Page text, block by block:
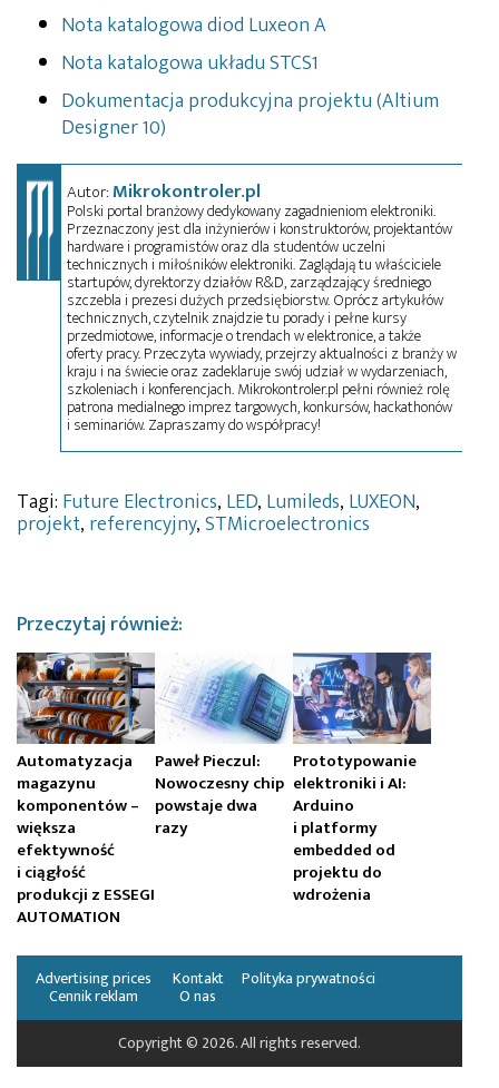
Nota katalogowa diod Luxeon A
Nota katalogowa układu STCS1
Dokumentacja produkcyjna projektu (Altium
Designer 10)
Autor:Mikrokontroler.pl
Polski portal branżowy dedykowany zagadnieniom elektroniki.
Przeznaczony jest dla inżynierów i konstruktorów, projektantów
hardware i programistów oraz dla studentów uczelni
technicznych i miłośników elektroniki. Zaglądają tu właściciele
startupów, dyrektorzy działów R&D, zarządzający średniego
szczebla i prezesi dużych przedsiębiorstw. Oprócz artykułów
technicznych, czytelnik znajdzie tu porady i pełne kursy
przedmiotowe, informacje o trendach w elektronice, a także
oferty pracy. Przeczyta wywiady, przejrzy aktualności z branży w
kraju i na świecie oraz zadeklaruje swój udział w wydarzeniach,
szkoleniach i konferencjach. Mikrokontroler.pl pełni również rolę
patrona medialnego imprez targowych, konkursów, hackathonów
i seminariów. Zapraszamy do współpracy!
Tagi: Future Electronics, LED, Lumileds, LUXEON,
projekt, referencyjny,STMicroelectronics
Przeczytaj również:
Automatyzacja
magazynu
komponentów –
większa
efektywność
i ciągłość
produkcji z ESSEGI
AUTOMATION
Paweł Pieczul:
Nowoczesny chip
powstaje dwa
razy
Prototypowanie
elektroniki i AI:
Arduino
i platformy
embedded od
projektu do
wdrożenia
Cennik reklam
Advertising prices Kontakt
O nas
Polityka prywatności
Copyright © 2026. All rights reserved.